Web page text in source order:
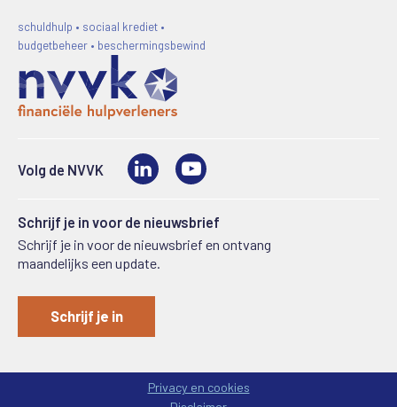
schuldhulp • sociaal krediet •
budgetbeheer • beschermingsbewind
Volg de NVVK LinkedIn
Schrijf je in voor de nieuwsbrief
Schrijf je in voor de nieuwsbrief en ontvang
maandelijks een update.
Schrijf je in
Privacy en cookies